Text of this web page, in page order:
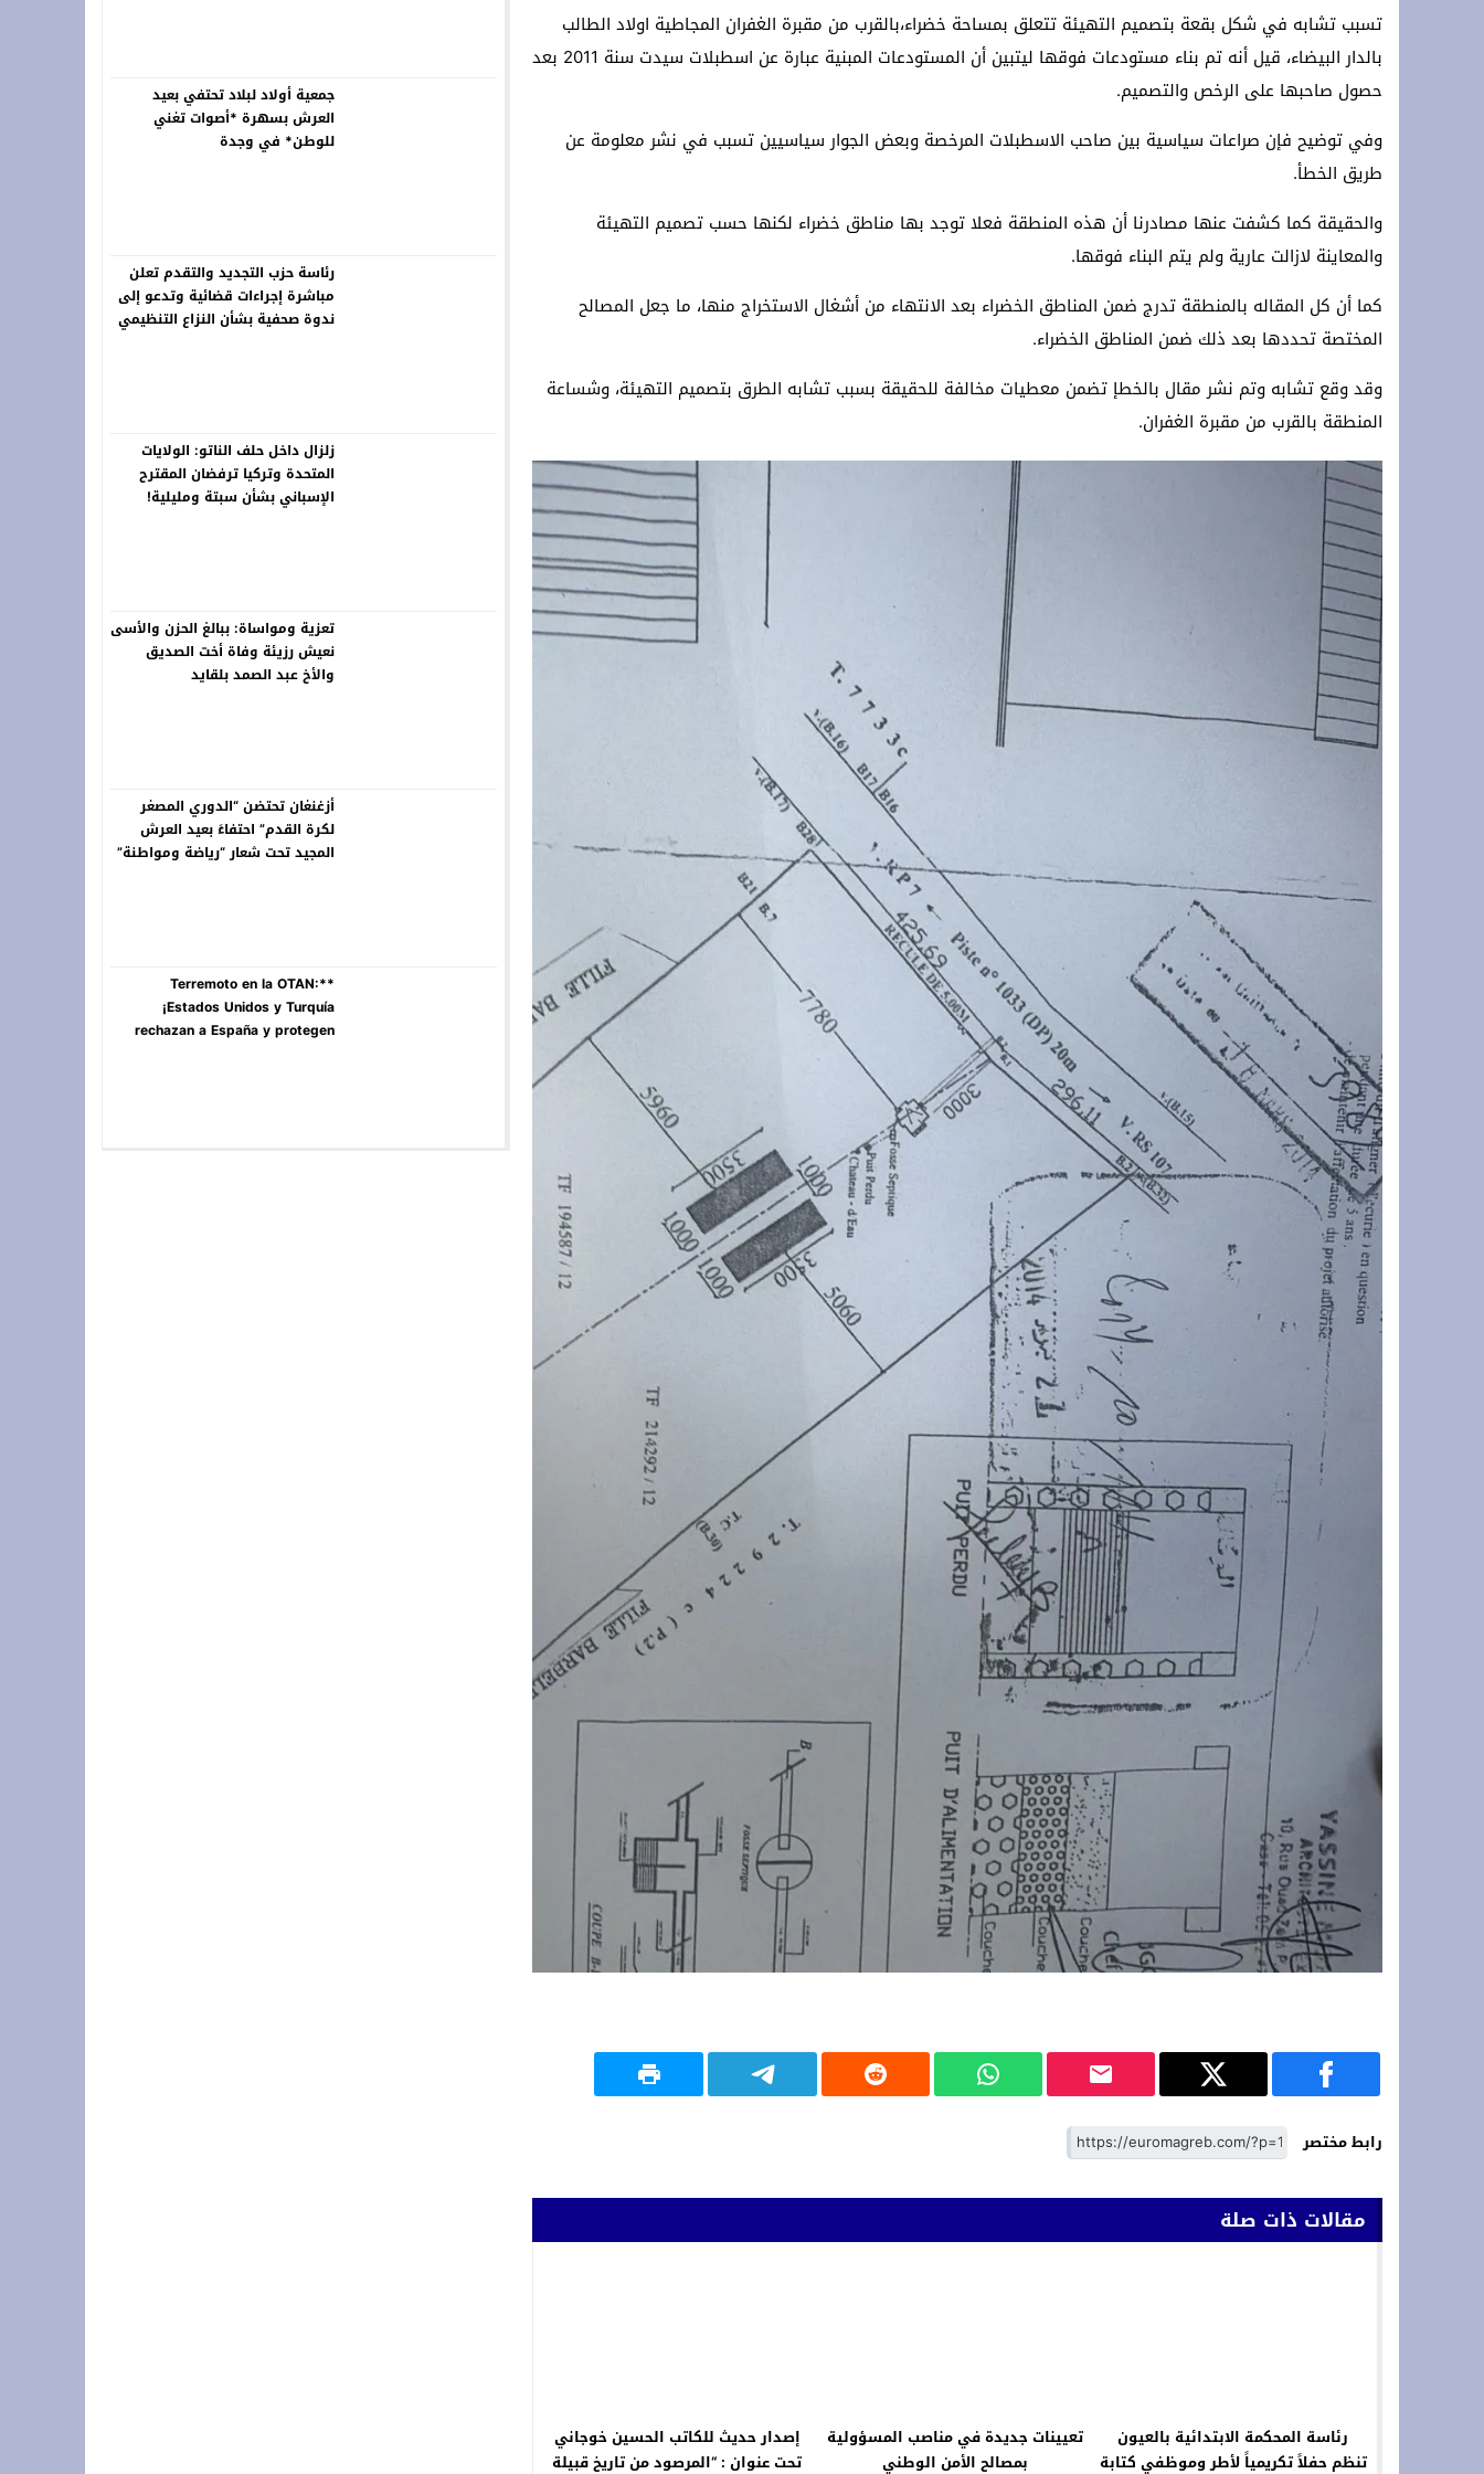
**Terremoto en la OTAN: ¡Estados Unidos y Turquía rechazan a España y protegen Ceuta y Melilla, Marruecos! **
*Crisis migratoria de Ceuta: Los hechos, las hipótesis y las manipulaciones*
وجدة : معرض *الفن والراي* يخلّد ذاكرة الرواد ونبض التراث في لوحات خالدة
تسبب تشابه في شكل بقعة بتصميم التهيئة تتعلق بمساحة خضراء،بالقرب من مقبرة الغفران المجاطية اولاد الطالب
بالدار البيضاء، قيل أنه تم بناء مستودعات فوقها ليتبين أن المستودعات المبنية عبارة عن اسطبلات سيدت سنة 2011 بعد
حصول صاحبها على الرخص والتصميم.
وفي توضيح فإن صراعات سياسية بين صاحب الاسطبلات المرخصة وبعض الجوار سياسيين تسبب في نشر معلومة عن
طريق الخطأ.
والحقيقة كما كشفت عنها مصادرنا أن هذه المنطقة فعلا توجد بها مناطق خضراء لكنها حسب تصميم التهيئة
والمعاينة لازالت عارية ولم يتم البناء فوقها.
كما أن كل المقاله بالمنطقة تدرج ضمن المناطق الخضراء بعد الانتهاء من أشغال الاستخراج منها، ما جعل المصالح
المختصة تحددها بعد ذلك ضمن المناطق الخضراء.
وقد وقع تشابه وتم نشر مقال بالخطإ تضمن معطيات مخالفة للحقيقة بسبب تشابه الطرق بتصميم التهيئة، وشساعة
المنطقة بالقرب من مقبرة الغفران.
رابط مختصر
مقالات ذات صلة
رئاسة المحكمة الابتدائية بالعيون
تنظم حفلاً تكريمياً لأطر وموظفي كتابة
تعيينات جديدة في مناصب المسؤولية
بمصالح الأمن الوطني
إصدار حديث للكاتب الحسين خوجاني
تحت عنوان : “المرصود من تاريخ قبيلة
جمعية أولاد لبلاد تحتفي بعيد
العرش بسهرة *أصوات تغني
للوطن* في وجدة
رئاسة حزب التجديد والتقدم تعلن
مباشرة إجراءات قضائية وتدعو إلى
ندوة صحفية بشأن النزاع التنظيمي
زلزال داخل حلف الناتو: الولايات
المتحدة وتركيا ترفضان المقترح
الإسباني بشأن سبتة ومليلية!
تعزية ومواساة: ببالغ الحزن والأسى
نعيش رزيئة وفاة أخت الصديق
والأخ عبد الصمد بلقايد
أزغنغان تحتضن “الدوري المصغر
لكرة القدم” احتفاءً بعيد العرش
المجيد تحت شعار “رياضة ومواطنة”
**Terremoto en la OTAN:
¡Estados Unidos y Turquía
rechazan a España y protegen